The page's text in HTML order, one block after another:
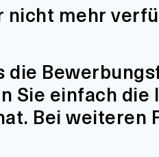
nicht mehr
die
Sie einfach
Bei weiteren